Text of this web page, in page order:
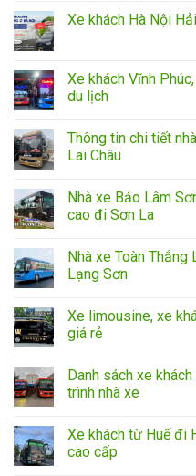
Xe khách Hà Nội
Xe khách Vĩnh
du lịch
Thông tin chi tiết
Lai Châu
Nhà xe Bảo Lâm
cao đi Sơn La
Nhà xe Toàn Thắng
Lạng Sơn
Xe limousine, xe
giá rẻ
Danh sách xe
trình nhà xe
Xe khách từ Huế đi
cao cấp